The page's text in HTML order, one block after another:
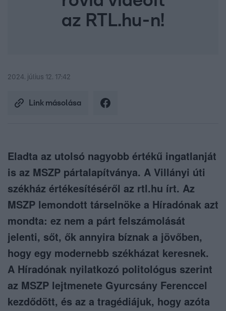
az RTL.hu-n!
2024. július 12. 17:42
Link másolása
Eladta az utolsó nagyobb értékű ingatlanját
is az MSZP pártalapítványa. A Villányi úti
székház értékesítéséről az rtl.hu írt. Az
MSZP lemondott társelnöke a Híradónak azt
mondta: ez nem a párt felszámolását
jelenti, sőt, ők annyira bíznak a jövőben,
hogy egy modernebb székházat keresnek.
A Híradónak nyilatkozó politológus szerint
az MSZP lejtmenete Gyurcsány Ferenccel
kezdődött, és az a tragédiájuk, hogy azóta